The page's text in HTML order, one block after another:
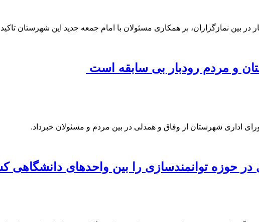
در بین نمازگزاران، بر همکاری مسئولان با امام جمعه جدید این شهرستان
و مردم رودبار بی سابقه است
اداری شهرستان از وفاق و همدلی در بین مردم و مسئولان خبرداد.
در حوزه توانمندسازی را بین واحدهای